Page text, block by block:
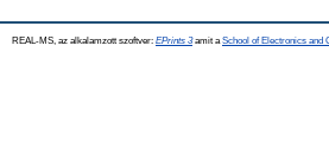
REAL-MS, az alkalamzott szoftver: EPrints 3amit a School of Electronics and